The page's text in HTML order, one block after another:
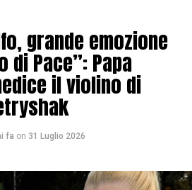
grande emozione
di Pace”: Papa
il violino di
fa on 31 Luglio 2026